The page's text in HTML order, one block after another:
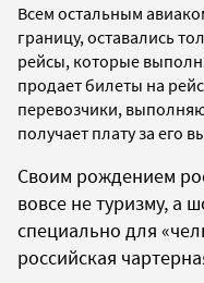
Всем остальным
границу, оставались
рейсы, которые
продает билеты на
перевозчики,
получает плату за его
Своим рождением
вовсе не туризму, а
специально для
российская